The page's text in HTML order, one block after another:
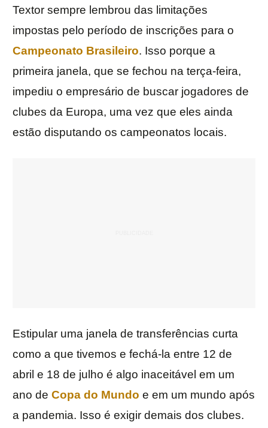
Textor sempre lembrou das limitações
impostas pelo período de inscrições para o
Campeonato Brasileiro. Isso porque a
primeira janela, que se fechou na terça-feira,
impediu o empresário de buscar jogadores de
clubes da Europa, uma vez que eles ainda
estão disputando os campeonatos locais.
Estipular uma janela de transferências curta
como a que tivemos e fechá-la entre 12 de
abril e 18 de julho é algo inaceitável em um
ano de Copa do Mundo e em um mundo após
a pandemia. Isso é exigir demais dos clubes.